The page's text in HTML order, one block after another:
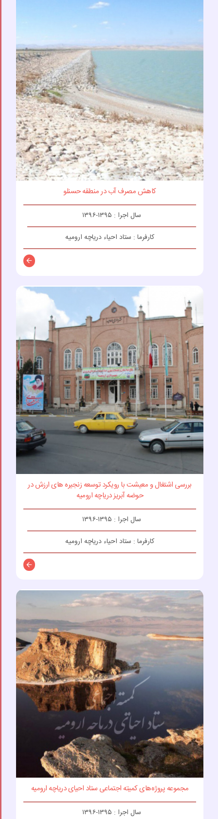
کاهش مصرف آب در منطقه حسنلو
سال اجرا : ۱۳۹۵-۱۳۹۶
کارفرما : ستاد احیاء دریاچه ارومیه
بررسی اشتغال و معیشت با رویکرد توسعه زنجیره های ارزش در
حوضه آبریز دریاچه ارومیه
سال اجرا : ۱۳۹۵-۱۳۹۶
کارفرما : ستاد احیاء دریاچه ارومیه
مجموعه پروژه‌های کمیته اجتماعی ستاد احیای دریاچه ارومیه
سال اجرا : ۱۳۹۵-۱۳۹۶